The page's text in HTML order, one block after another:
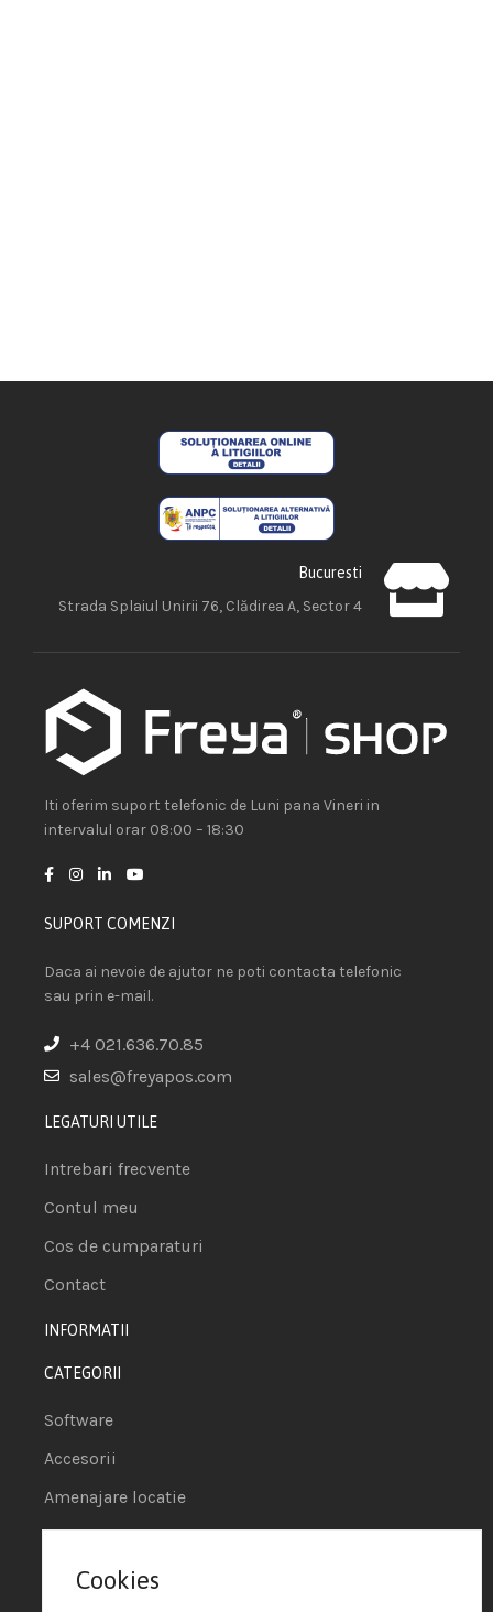
Bucuresti
Strada Splaiul Unirii 76, Clădirea A, Sector 4
Iti oferim suport telefonic de Luni pana Vineri in
intervalul orar 08:00 – 18:30
SUPORT COMENZI
Daca ai nevoie de ajutor ne poti contacta telefonic
sau prin e-mail.
+4 021.636.70.85
sales@freyapos.com
LEGATURI UTILE
Intrebari frecvente
Contul meu
Cos de cumparaturi
Contact
INFORMATII
CATEGORII
Software
Accesorii
Amenajare locatie
POS - Puncte de vanzare
Termeni si conditii
Cookies